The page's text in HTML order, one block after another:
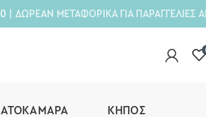
| ΔΩΡΕΑΝ ΜΕΤΑΦΟΡΙΚΑ ΓΙΑ ΠΑΡΑΓΓΕΛΙΕΣ
ΚΉΠΟΣ